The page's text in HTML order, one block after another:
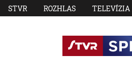
STVR ROZHLAS TELEVÍZIA